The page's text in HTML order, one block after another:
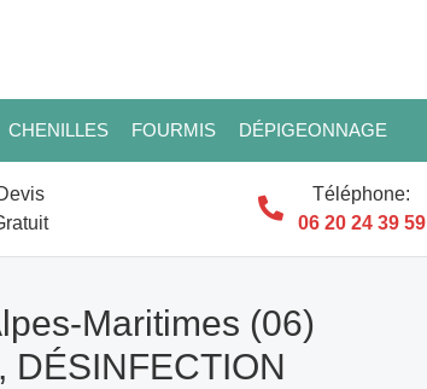
CHENILLES FOURMIS DÉPIGEONNAGE
Téléphone:
06 20 24 39 59
Maritimes (06)
DÉSINFECTION